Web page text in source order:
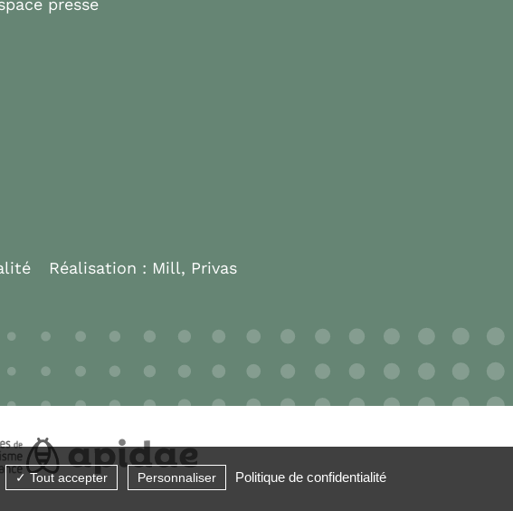
presse
Réalisation : Mill, Privas
Tout accepter Personnaliser Politique de confidentialité